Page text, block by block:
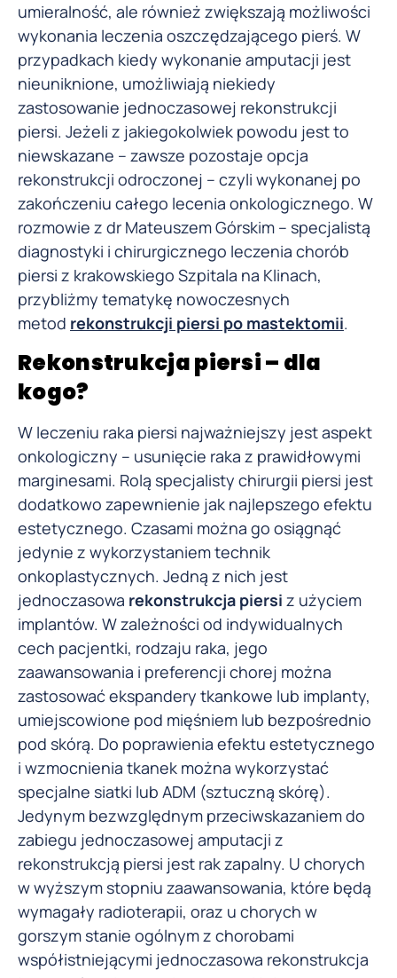
umieralność, ale również zwiększają możliwości
wykonania leczenia oszczędzającego pierś. W
przypadkach kiedy wykonanie amputacji jest
nieuniknione, umożliwiają niekiedy
zastosowanie jednoczasowej rekonstrukcji
piersi. Jeżeli z jakiegokolwiek powodu jest to
niewskazane – zawsze pozostaje opcja
rekonstrukcji odroczonej – czyli wykonanej po
zakończeniu całego lecenia onkologicznego. W
rozmowie z dr Mateuszem Górskim – specjalistą
diagnostyki i chirurgicznego leczenia chorób
piersi z krakowskiego Szpitala na Klinach,
przybliżmy tematykę nowoczesnych
metod rekonstrukcji piersi po mastektomii.
Rekonstrukcja piersi – dla
kogo?
W leczeniu raka piersi najważniejszy jest aspekt
onkologiczny – usunięcie raka z prawidłowymi
marginesami. Rolą specjalisty chirurgii piersi jest
dodatkowo zapewnienie jak najlepszego efektu
estetycznego. Czasami można go osiągnąć
jedynie z wykorzystaniem technik
onkoplastycznych. Jedną z nich jest
jednoczasowa rekonstrukcja piersi z użyciem
implantów. W zależności od indywidualnych
cech pacjentki, rodzaju raka, jego
zaawansowania i preferencji chorej można
zastosować ekspandery tkankowe lub implanty,
umiejscowione pod mięśniem lub bezpośrednio
pod skórą. Do poprawienia efektu estetycznego
i wzmocnienia tkanek można wykorzystać
specjalne siatki lub ADM (sztuczną skórę).
Jedynym bezwzględnym przeciwskazaniem do
zabiegu jednoczasowej amputacji z
rekonstrukcją piersi jest rak zapalny. U chorych
w wyższym stopniu zaawansowania, które będą
wymagały radioterapii, oraz u chorych w
gorszym stanie ogólnym z chorobami
współistniejącymi jednoczasowa rekonstrukcja